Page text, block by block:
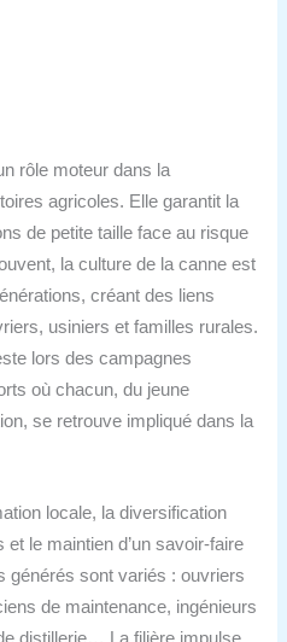
rôle moteur dans la
agricoles. Elle garantit la
de petite taille face au risque
la culture de la canne est
créant des liens
usiniers et familles rurales.
lors des campagnes
où chacun, du jeune
se retrouve impliqué dans la
locale, la diversification
le maintien d’un savoir-faire
générés sont variés : ouvriers
de maintenance, ingénieurs
distillerie… La filière impulse